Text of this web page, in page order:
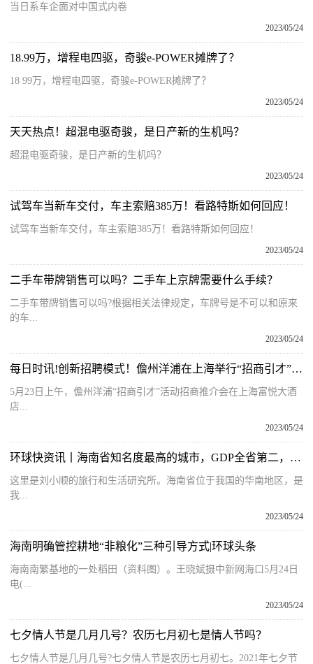
当日系车企面对中国式内卷
2023/05/24
18.99万，增程电四驱，奇骏e-POWER摊牌了？
18 99万，增程电四驱，奇骏e-POWER摊牌了？
2023/05/24
天天热点！超混电驱奇骏，是日产新的生机吗？
超混电驱奇骏，是日产新的生机吗？
2023/05/24
试驾车当新车交付，车主索赔385万！看路特斯如何回应！
试驾车当新车交付，车主索赔385万！看路特斯如何回应！
2023/05/24
二手车带牌销售可以吗？二手车上京牌需要什么手续？
二手车带牌销售可以吗?根据相关法律规定，车牌号是不可以和原来
的车...
2023/05/24
每日时讯!创新招聘模式！儋州洋浦在上海举行“招商引才”推介会
5月23日上午，儋州洋浦“招商引才”活动招商推介会在上海富悦大酒
店...
2023/05/24
环球快资讯丨海南省知名度最高的城市，GDP全省第二，却常被误认为是海南省会
这里是刘小顺的旅行和生活研究所。海南省位于我国的华南地区，是
我...
2023/05/24
海南明确管控耕地“非粮化”三种引导方式|环球头条
海南南繁基地的一处稻田（资料图）。王晓斌摄中新网海口5月24日
电(...
2023/05/24
七夕情人节是几月几号？农历七月初七是情人节吗？
七夕情人节是几月几号?七夕情人节是农历七月初七。2021年七夕节